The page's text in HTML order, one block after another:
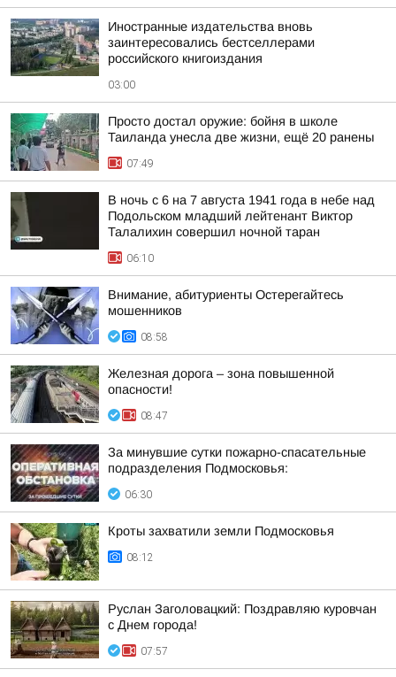
Иностранные издательства вновь
заинтересовались бестселлерами
российского книгоиздания
03:00
Просто достал оружие: бойня в школе
Таиланда унесла две жизни, ещё 20 ранены
07:49
В ночь с 6 на 7 августа 1941 года в небе над
Подольском младший лейтенант Виктор
Талалихин совершил ночной таран
06:10
Внимание, абитуриенты Остерегайтесь
мошенников
08:58
Железная дорога – зона повышенной
опасности!
08:47
За минувшие сутки пожарно-спасательные
подразделения Подмосковья:
06:30
Кроты захватили земли Подмосковья
08:12
Руслан Заголовацкий: Поздравляю куровчан
с Днем города!
07:57